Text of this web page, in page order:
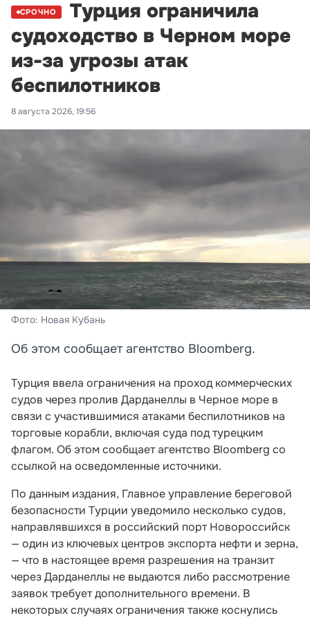
СРОЧНО
Турция ограничила
судоходство в Черном море
из-за угрозы атак
беспилотников
8 августа 2026, 19:56
Фото: Новая Кубань
Об этом сообщает агентство Bloomberg.
Турция ввела ограничения на проход коммерческих
судов через пролив Дарданеллы в Черное море в
связи с участившимися атаками беспилотников на
торговые корабли, включая суда под турецким
флагом. Об этом сообщает агентство Bloomberg со
ссылкой на осведомленные источники.
По данным издания, Главное управление береговой
безопасности Турции уведомило несколько судов,
направлявшихся в российский порт Новороссийск
— один из ключевых центров экспорта нефти и зерна,
— что в настоящее время разрешения на транзит
через Дарданеллы не выдаются либо рассмотрение
заявок требует дополнительного времени. В
некоторых случаях ограничения также коснулись